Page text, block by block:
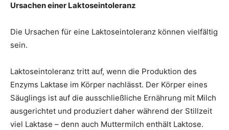
Ursachen einer Laktoseintoleranz
Die Ursachen für eine Laktoseintoleranz können vielfältig
sein.
Laktoseintoleranz tritt auf, wenn die Produktion des
Enzyms Laktase im Körper nachlässt. Der Körper eines
Säuglings ist auf die ausschließliche Ernährung mit Milch
ausgerichtet und produziert daher während der Stillzeit
viel Laktase – denn auch Muttermilch enthält Laktose.